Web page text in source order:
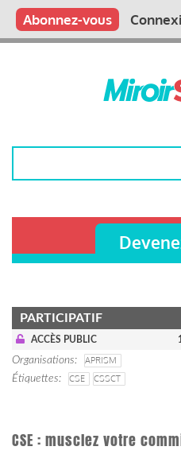
Aller
contenu
Main
Qui sommes nous ?
Vous publiez
Nous publions
Contactez-nous
Abonnez-vous
PARTICIPATIF
ACCÈS PUBLIC
Organisations
APRISM
Étiquettes
CSE CSSCT
CSE : musclez votre